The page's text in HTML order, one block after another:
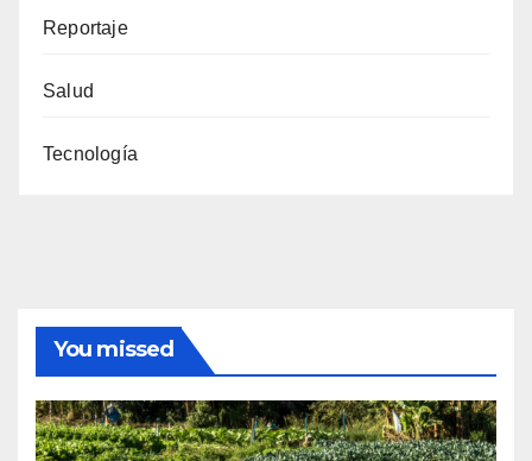
Reportaje
Salud
Tecnología
You missed